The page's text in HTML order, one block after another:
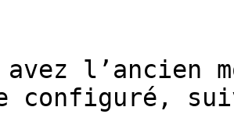
l’ancien
configuré,